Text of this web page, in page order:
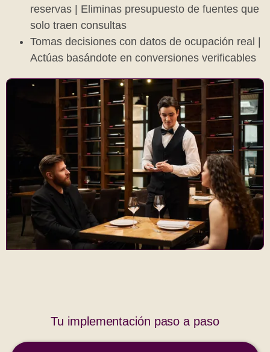
reservas | Eliminas presupuesto de fuentes que
solo traen consultas
Tomas decisiones con datos de ocupación real |
Actúas basándote en conversiones verificables
Tu implementación paso a paso